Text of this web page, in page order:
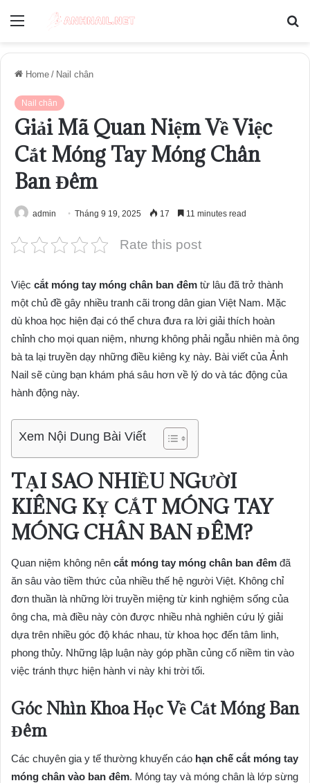
Menu
Home / Nail chân
Nail chân
Giải Mã Quan Niệm Về Việc
Cắt Móng Tay Móng Chân
Ban Đêm
admin Tháng 9 19, 2025 17 11 minutes read
Rate this post
Việc cắt móng tay móng chân ban đêm từ lâu đã trở thành
một chủ đề gây nhiều tranh cãi trong dân gian Việt Nam. Mặc
dù khoa học hiện đại có thể chưa đưa ra lời giải thích hoàn
chỉnh cho mọi quan niệm, nhưng không phải ngẫu nhiên mà ông
bà ta lại truyền dạy những điều kiêng kỵ này. Bài viết của Ảnh
Nail sẽ cùng bạn khám phá sâu hơn về lý do và tác động của
hành động này.
Xem Nội Dung Bài Viết
TẠI SAO NHIỀU NGƯỜI
KIÊNG KỴ CẮT MÓNG TAY
MÓNG CHÂN BAN ĐÊM?
Quan niệm không nên cắt móng tay móng chân ban đêm đã
ăn sâu vào tiềm thức của nhiều thế hệ người Việt. Không chỉ
đơn thuần là những lời truyền miệng từ kinh nghiệm sống của
ông cha, mà điều này còn được nhiều nhà nghiên cứu lý giải
dựa trên nhiều góc độ khác nhau, từ khoa học đến tâm linh,
phong thủy. Những lập luận này góp phần củng cố niềm tin vào
việc tránh thực hiện hành vi này khi trời tối.
Góc Nhìn Khoa Học Về Cắt Móng Ban
Đêm
Các chuyên gia y tế thường khuyến cáo hạn chế cắt móng tay
móng chân vào ban đêm. Móng tay và móng chân là lớp sừng